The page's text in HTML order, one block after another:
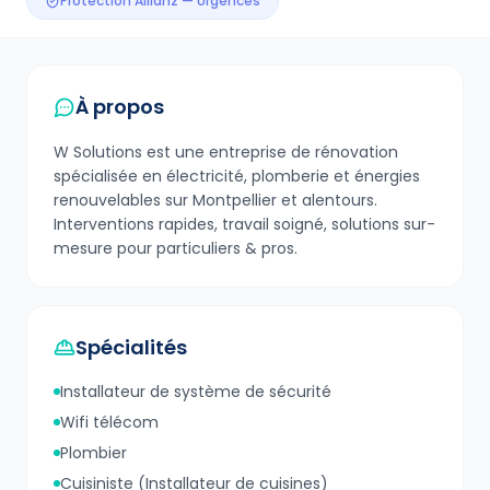
À propos
W Solutions est une entreprise de rénovation
spécialisée en électricité, plomberie et énergies
renouvelables sur Montpellier et alentours.
Interventions rapides, travail soigné, solutions sur-
mesure pour particuliers & pros.
Spécialités
Installateur de système de sécurité
Wifi télécom
Plombier
Cuisiniste (Installateur de cuisines)